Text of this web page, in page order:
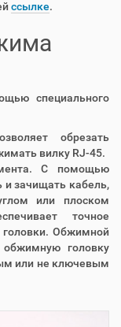
ссылке.
специального
обрезать
вилку RJ-45.
С помощью
зачищать кабель,
или плоском
точное
Обжимной
обжимную головку
или не ключевым